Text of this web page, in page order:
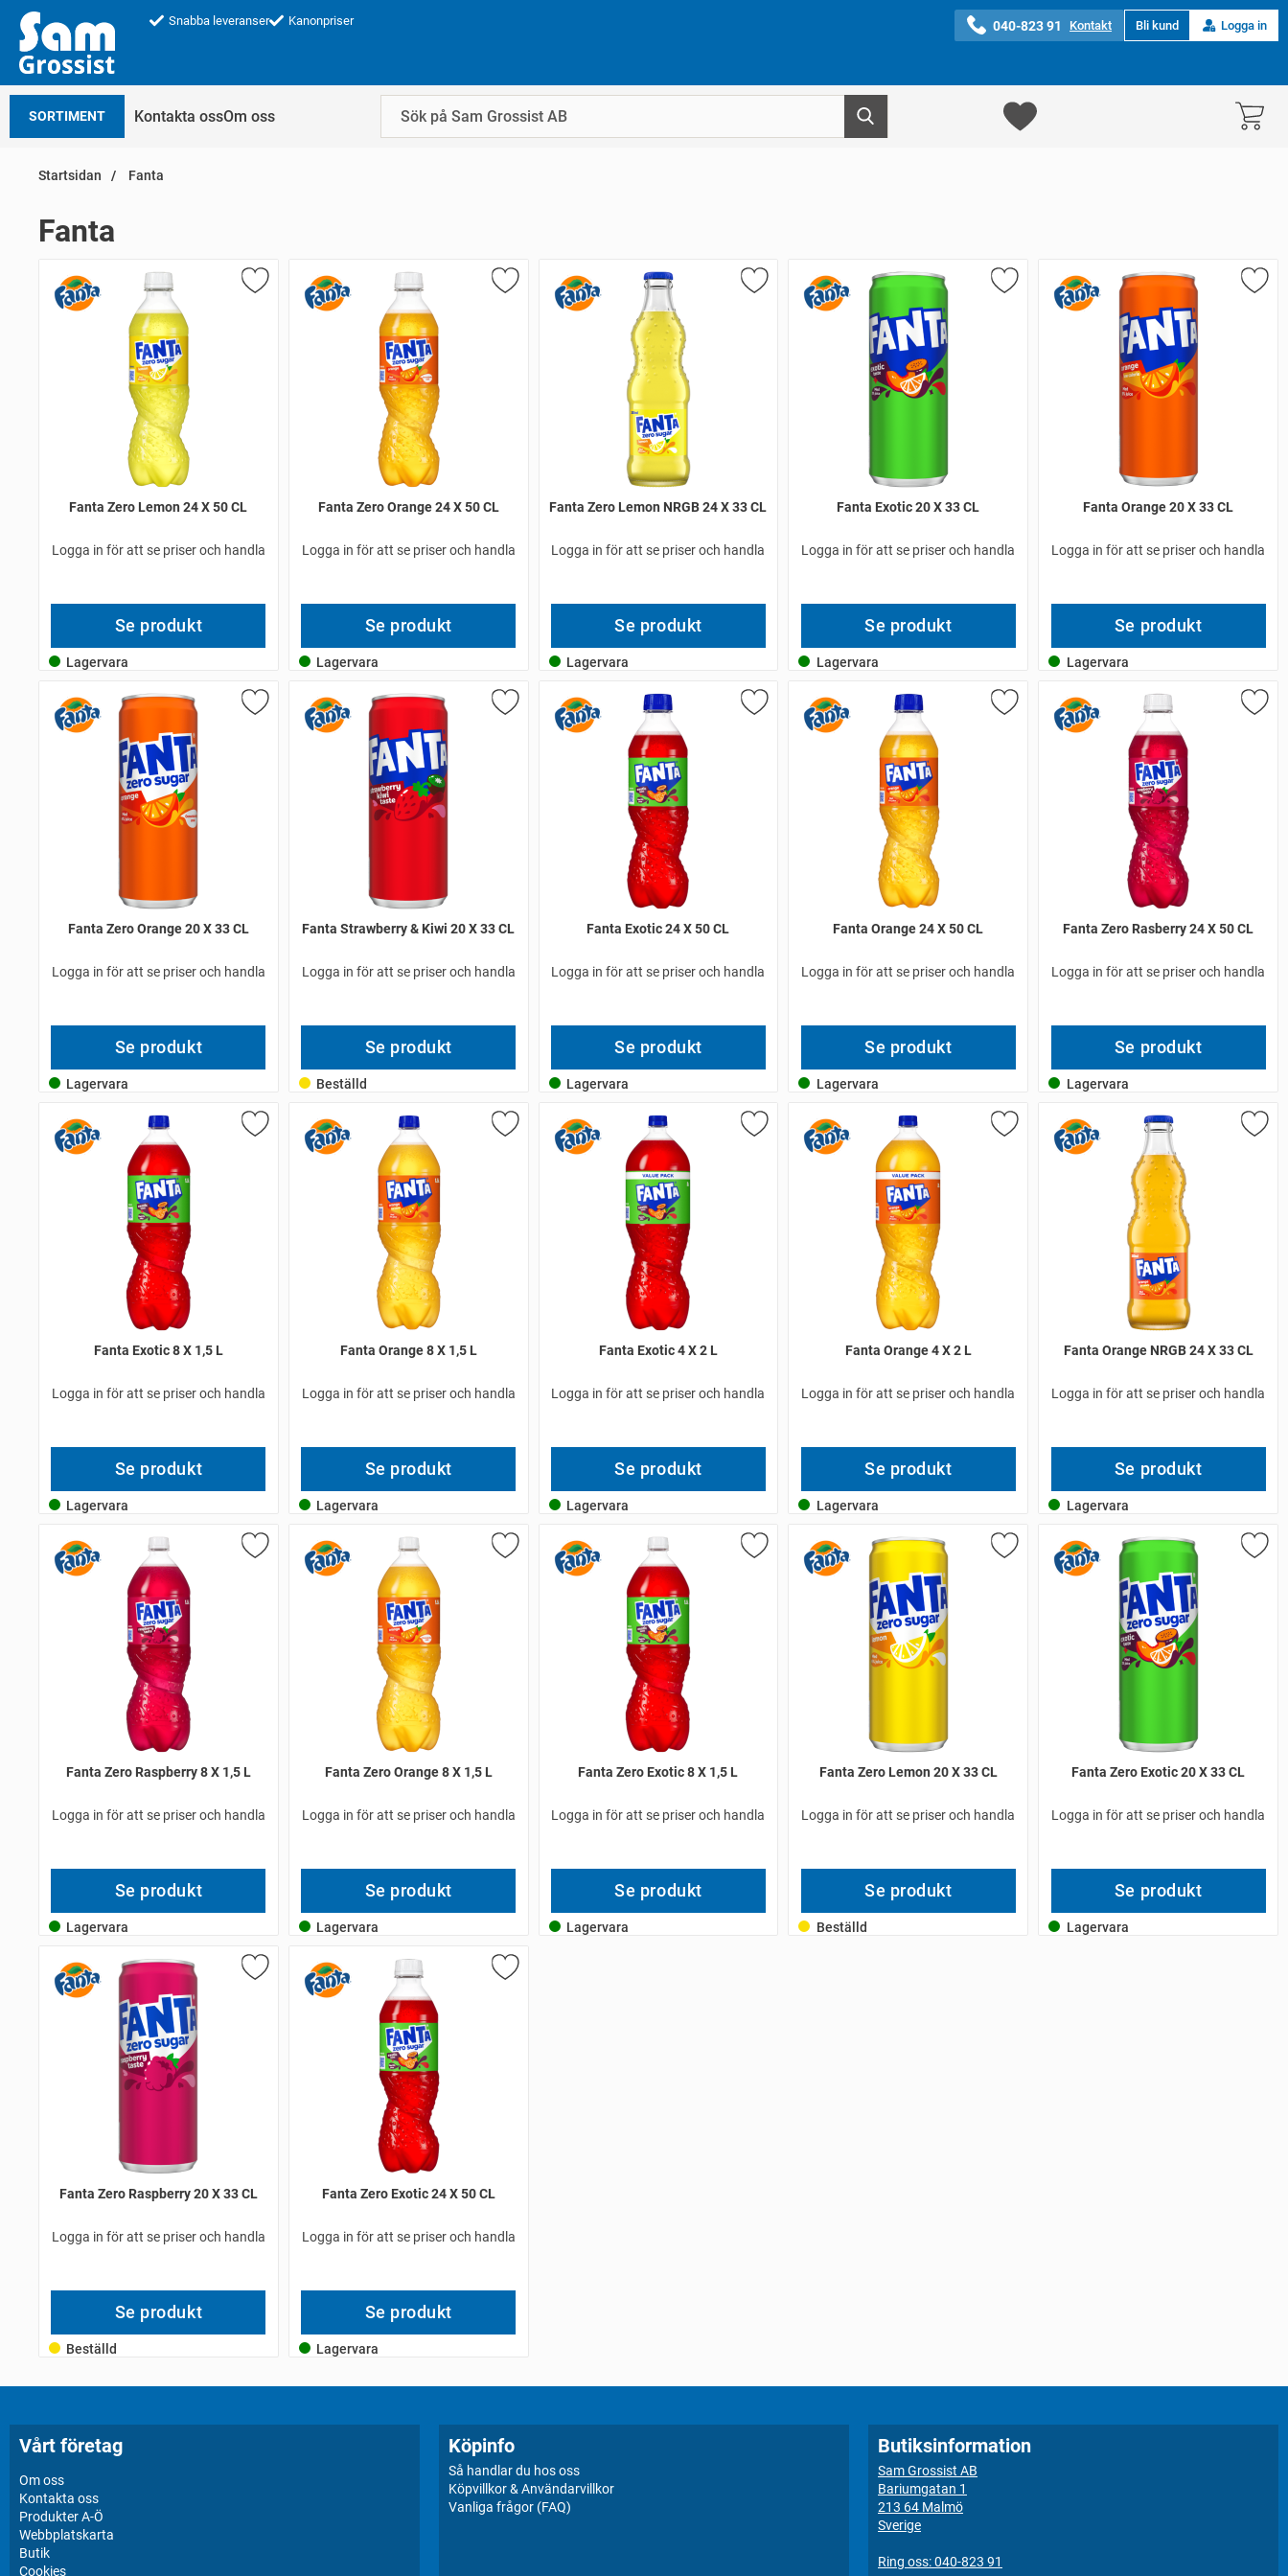
Snabba leveranser Kanonpriser 040-823 91 Kontakt Bli kund Logga in
SORTIMENT Kontakta ossOm oss
Startsidan Fanta
Fanta
Fanta Zero Lemon 24 X 50 CL
Logga in för att se priser och handla
Se produkt
Lagervara
Fanta Zero Orange 24 X 50 CL
Logga in för att se priser och handla
Se produkt
Lagervara
Fanta Zero Lemon NRGB 24 X 33 CL
Logga in för att se priser och handla
Se produkt
Lagervara
Fanta Exotic 20 X 33 CL
Logga in för att se priser och handla
Se produkt
Lagervara
Fanta Orange 20 X 33 CL
Logga in för att se priser och handla
Se produkt
Lagervara
Fanta Zero Orange 20 X 33 CL
Logga in för att se priser och handla
Se produkt
Lagervara
Fanta Strawberry & Kiwi 20 X 33 CL
Logga in för att se priser och handla
Se produkt
Beställd
Fanta Exotic 24 X 50 CL
Logga in för att se priser och handla
Se produkt
Lagervara
Fanta Orange 24 X 50 CL
Logga in för att se priser och handla
Se produkt
Lagervara
Fanta Zero Rasberry 24 X 50 CL
Logga in för att se priser och handla
Se produkt
Lagervara
Fanta Exotic 8 X 1,5 L
Logga in för att se priser och handla
Se produkt
Lagervara
Fanta Orange 8 X 1,5 L
Logga in för att se priser och handla
Se produkt
Lagervara
Fanta Exotic 4 X 2 L
Logga in för att se priser och handla
Se produkt
Lagervara
Fanta Orange 4 X 2 L
Logga in för att se priser och handla
Se produkt
Lagervara
Fanta Orange NRGB 24 X 33 CL
Logga in för att se priser och handla
Se produkt
Lagervara
Fanta Zero Raspberry 8 X 1,5 L
Logga in för att se priser och handla
Se produkt
Lagervara
Fanta Zero Orange 8 X 1,5 L
Logga in för att se priser och handla
Se produkt
Lagervara
Fanta Zero Exotic 8 X 1,5 L
Logga in för att se priser och handla
Se produkt
Lagervara
Fanta Zero Lemon 20 X 33 CL
Logga in för att se priser och handla
Se produkt
Beställd
Fanta Zero Exotic 20 X 33 CL
Logga in för att se priser och handla
Se produkt
Lagervara
Fanta Zero Raspberry 20 X 33 CL
Logga in för att se priser och handla
Se produkt
Beställd
Fanta Zero Exotic 24 X 50 CL
Logga in för att se priser och handla
Se produkt
Lagervara
Vårt företag
Om oss
Kontakta oss
Produkter A-Ö
Webbplatskarta
Butik
Cookies
Köpinfo
Så handlar du hos oss
Köpvillkor & Användarvillkor
Vanliga frågor (FAQ)
Butiksinformation
Sam Grossist AB
Bariumgatan 1
213 64 Malmö
Sverige
Ring oss: 040-823 91